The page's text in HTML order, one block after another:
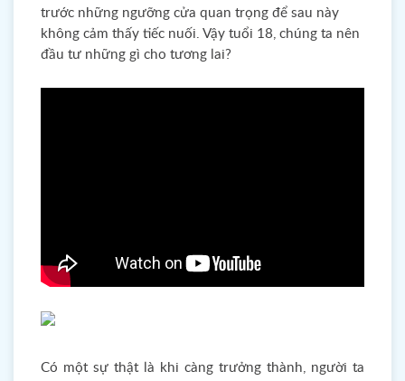
trước những ngưỡng cửa quan trọng để sau này
không cảm thấy tiếc nuối. Vậy tuổi 18, chúng ta nên
đầu tư những gì cho tương lai?
Có một sự thật là khi càng trưởng thành, người ta